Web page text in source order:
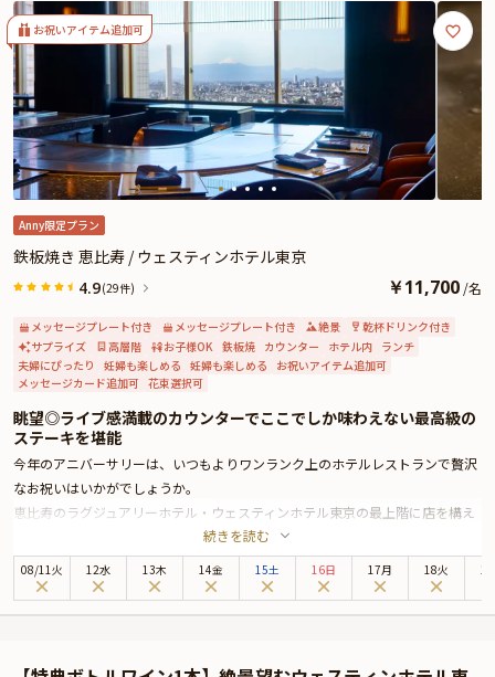
ーサリーをお過ごしください。
お祝いアイテム追加可
Anny限定プラン
鉄板焼き 恵比寿 / ウェスティンホテル東京
4.9(29件) ￥11,700 /名
メッセージプレート付き メッセージプレート付き 絶景
乾杯ドリンク付き
サプライズ
高層階 お子様OK 鉄板焼 カウンター ホテル内 ランチ
夫婦にぴったり
妊婦も楽しめる 妊婦も楽しめる
お祝いアイテム追加可
メッセージカード追加可 花束選択可
眺望◎ライブ感満載のカウンターでここでしか味わえない最高級の
ステーキを堪能
今年のアニバーサリーは、いつもよりワンランク上のホテルレストランで贅沢
なお祝いはいかがでしょうか。
恵比寿のラグジュアリーホテル・ウェスティンホテル東京の最上階に店を構え
る「鉄板焼 恵比寿」の大切なお祝いに最適なアニバーサリープランをご紹介い
たします。
お席は、目の前で調理するライブ感満載かつホテル最上階からの東京の美しい
続きを読む
08/11火 12水 13木 14金 15土 16日 17月 18火